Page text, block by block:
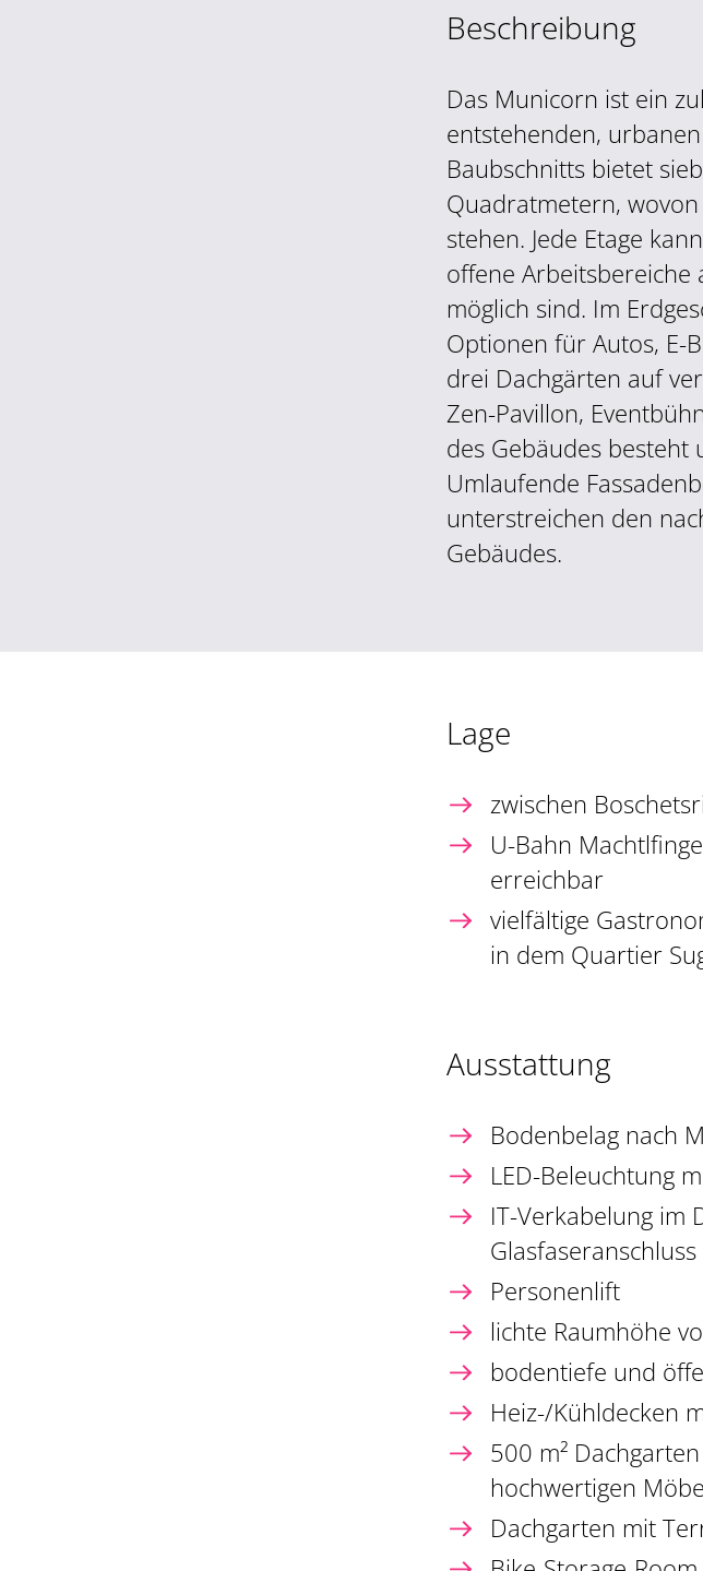
Beschreibung
Das Municorn ist ein
entstehenden,
Baubschnitts bietet
Quadratmetern,
stehen. Jede Etage
offene Arbeitsbereiche
möglich sind. Im
Optionen für Autos, E-
drei Dachgärten auf
Zen-Pavillon,
des Gebäudes
Umlaufende
unterstreichen den
Gebäudes.
Lage
zwischen
U-Bahn
erreichbar
vielfältige
in dem Quartier
Ausstattung
Bodenbelag nach
LED-Beleuchtung
IT-Verkabelung im
Glasfaseranschluss
Personenlift
lichte Raumhöhe
bodentiefe und
Heiz-/Kühldecken
500 m²
hochwertigen
Dachgarten mit